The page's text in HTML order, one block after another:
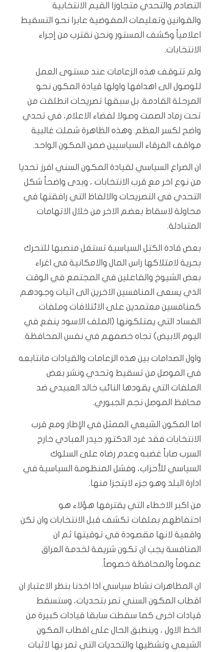
التصادم والتحدي متجاوزا القيم الانتخابية
والقوانين وتعليمات المفوضية عابرا نحو التسقيط
اعلامياً وكشف المستور ونحن نقترب من إجراء
الانتخابات.
ولم تتوقف هذه الزعامات عند مستوى العمل
للوصول الى اهدافها واولها قيادة المكون نحو
المرحلة القادمة. بل سبقها تصريحات انطلقت من
تحت رماد الصمت وصولا لفضاء الاعلام، في تحدي
واضح لكسر العظم. وهذه الظاهرة شملت غالبية
مواقف الفرقاء السياسيين ضمن المكون الواحد.
ان الصراع السياسي لقيادة المكون السني افرز تحديا
من نوع اخر مع قرب الانتخابات ، وبدى واضحاً شكل
التحدي في التصريحات والالفاظ التي رافقتها في
محاولة لاسقاط بعضم الاخر من خلال الاتهامات
المتبادلة.
بعض قادة الكتل السياسية تستغل منصبها للتحرك
بحرية لامتلاكها راس المال والامكانية في اغراء
بعض الشيوخ والفاعلين في المجتمع في الوقت
الذي يسعى المنافسين الاخرين الى اثبات وجودهم
كمنافسين معتمدين على الائتلافات وملفات
الفساد التي يمتلكونها (الملف الاسود ينفع في
اليوم الابيض) تجاه خصمهم في نفس المحافظة.
واول الصدامات بين هذه الزعامات والقيادات مانتابعه
في الموصل من تسقيط وتحدي ونشر بعض
الملفات التي يقودها النائب خالد العبيدي ضد
محافظ الموصل نجم الجبوري.
اما المكون الشيعي الممثل في الإطار ومع قرب
الانتخابات فقد غرد الدكتور حيدر العبادي خارج
السرب صاباً غضبه وعدم رضاه على السلوك
السياسي للأحزاب، وفشل المنظومة السياسية في
ادارة البلد وهو جزء لايتجزا منها.
من اكبر الاخطاء التي يقترفها هؤلاء هو
احتفاظهم بملفات تكشف قبل الانتخابات وان تكن
واقعية لانها مقصودة في توقيتها ثم ان
المنافسة يجب ان تكون شريفة لخدمة العراق
عموماً والمحافظة خصوصاً.
ان المظاهرات نشاط سياسي اذا اخذنا بنظر الاعتبار ان
اقطاب المكون السني تمر بتحديات، وستسقط
قيادات اخرى كما سقطت سابقا قيادات كبيرة من
الخط الاول ، وينطبق الحال على اقطاب المكون
الشيعي وتشظيها والتحديات التي تمر بها لاثبات